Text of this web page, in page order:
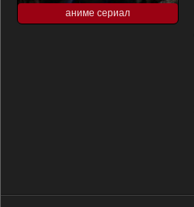
аниме сериал